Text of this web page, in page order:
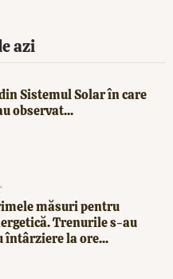
azi
Sistemul Solar în care
observat...
măsuri pentru
Trenurile s-au
întârziere la ore...